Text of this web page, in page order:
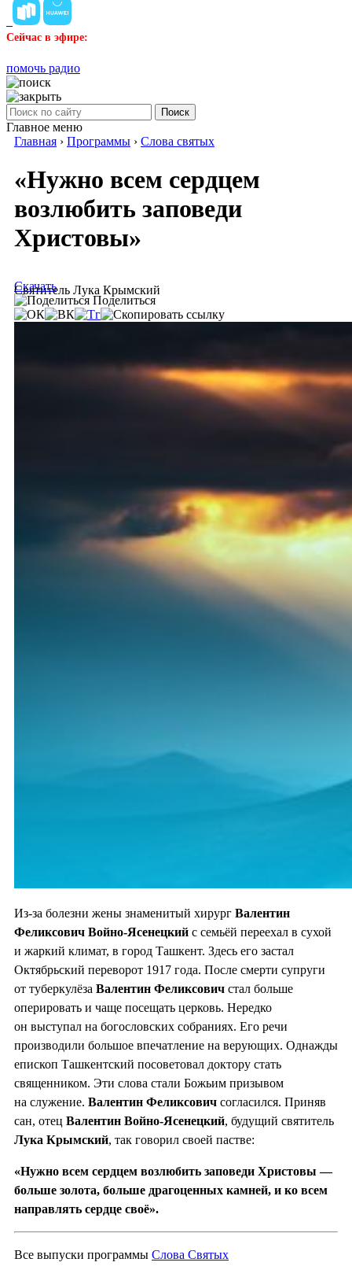
Сейчас в эфире:
помочь радио
Поиск
Главное меню
Главная › Программы › Слова святых
«Нужно всем сердцем
возлюбить заповеди
Христовы»
Святитель Лука Крымский
Скачать
Поделиться
Из-за болезни жены знаменитый хирург Валентин
Феликсович Войно-Ясенецкий с семьёй переехал в сухой
и жаркий климат, в город Ташкент. Здесь его застал
Октябрьский переворот 1917 года. После смерти супруги
от туберкулёза Валентин Феликсович стал больше
оперировать и чаще посещать церковь. Нередко
он выступал на богословских собраниях. Его речи
производили большое впечатление на верующих. Однажды
епископ Ташкентский посоветовал доктору стать
священником. Эти слова стали Божьим призывом
на служение. Валентин Феликсович согласился. Приняв
сан, отец Валентин Войно-Ясенецкий, будущий святитель
Лука Крымский, так говорил своей пастве:
«Нужно всем сердцем возлюбить заповеди Христовы —
больше золота, больше драгоценных камней, и ко всем
направлять сердце своё».
Все выпуски программы Слова Святых